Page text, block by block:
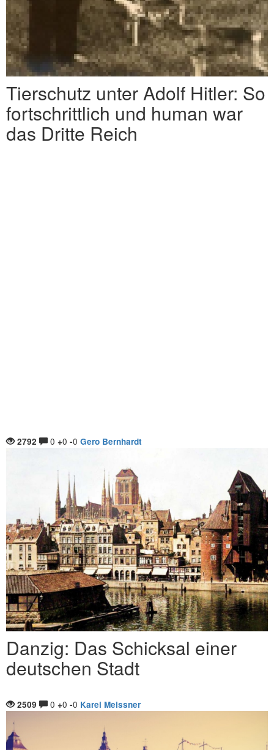
Tierschutz unter Adolf Hitler: So
fortschrittlich und human war
das Dritte Reich
2792 0 +0 -0 Gero Bernhardt
Danzig: Das Schicksal einer
deutschen Stadt
2509 0 +0 -0 Karel Meissner